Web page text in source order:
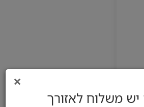
×
משלוח לאזורך